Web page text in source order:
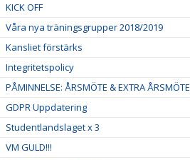
KICK OFF
Våra nya träningsgrupper 2018/2019
Kansliet förstärks
Integritetspolicy
PÅMINNELSE: ÅRSMÖTE & EXTRA ÅRSMÖTE
GDPR Uppdatering
Studentlandslaget x 3
VM GULD!!!